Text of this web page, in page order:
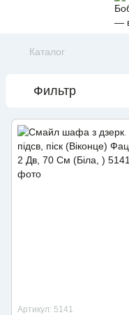
Каталог
Фильтр
Артикул: 5141